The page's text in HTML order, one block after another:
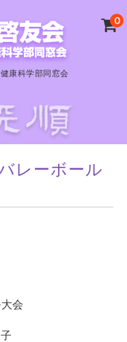
康科学部同窓会
0
レーボール
会